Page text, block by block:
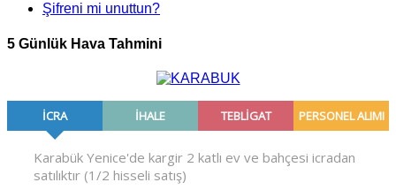
Şifreni mi unuttun?
5 Günlük Hava Tahmini